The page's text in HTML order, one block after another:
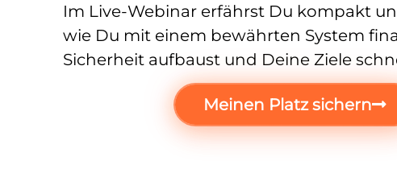
Im Live-Webinar erfährst Du kompakt
wie Du mit einem bewährten System
Sicherheit aufbaust und Deine Ziele
Meinen Platz sichern